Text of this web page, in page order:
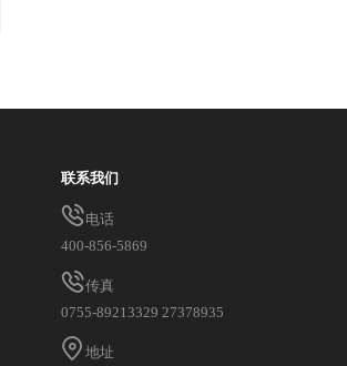
联系我们
电话
400-856-5869
传真
0755-89213329 27378935
地址